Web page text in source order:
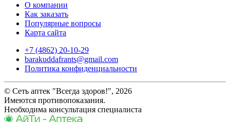
О компании
Как заказать
Популярные вопросы
Карта сайта
+7 (4862) 20-10-29
barakuddafrants@gmail.com
Политика конфиденциальности
© Сеть аптек "Всегда здоров!", 2026
Имеются противопоказания.
Необходима консультация специалиста